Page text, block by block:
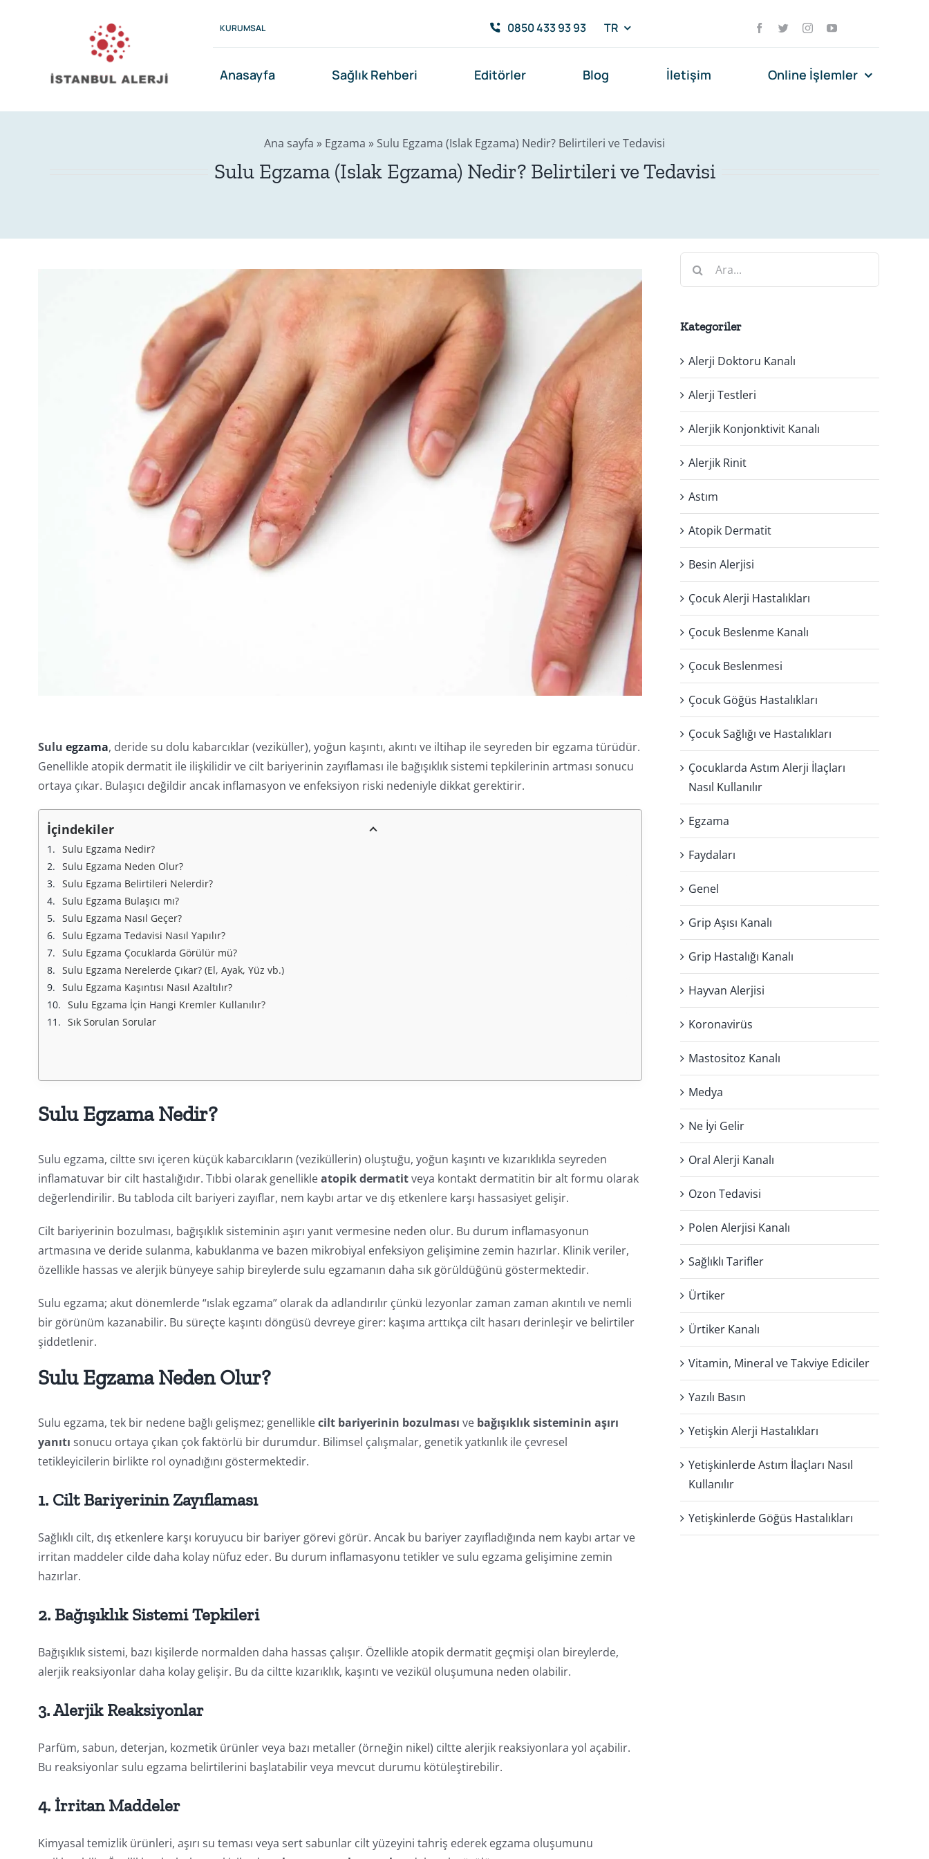
KURUMSAL 0850 433 93 93 TR
Anasayfa Sağlık Rehberi Editörler Blog İletişim Online İşlemler
Ana sayfa » Egzama » Sulu Egzama (Islak Egzama) Nedir? Belirtileri ve Tedavisi
Sulu Egzama (Islak Egzama) Nedir? Belirtileri ve Tedavisi
Suluegzama, deride su dolu kabarcıklar (veziküller), yoğun kaşıntı, akıntı ve iltihap ile seyreden bir egzama türüdür.
Genellikle atopik dermatit ile ilişkilidir ve cilt bariyerinin zayıflaması ile bağışıklık sistemi tepkilerinin artması sonucu
ortaya çıkar. Bulaşıcı değildir ancak inflamasyon ve enfeksiyon riski nedeniyle dikkat gerektirir.
İçindekiler
Sulu Egzama Nedir?
Sulu Egzama Neden Olur?
Sulu Egzama Belirtileri Nelerdir?
Sulu Egzama Bulaşıcı mı?
Sulu Egzama Nasıl Geçer?
Sulu Egzama Tedavisi Nasıl Yapılır?
Sulu Egzama Çocuklarda Görülür mü?
Sulu Egzama Nerelerde Çıkar? (El, Ayak, Yüz vb.)
Sulu Egzama Kaşıntısı Nasıl Azaltılır?
Sulu Egzama İçin Hangi Kremler Kullanılır?
Sık Sorulan Sorular
Sulu Egzama Nedir?
Sulu egzama, ciltte sıvı içeren küçük kabarcıkların (veziküllerin) oluştuğu, yoğun kaşıntı ve kızarıklıkla seyreden
inflamatuvar bir cilt hastalığıdır. Tıbbi olarak genellikleatopik dermatitveya kontakt dermatitin bir alt formu olarak
değerlendirilir. Bu tabloda cilt bariyeri zayıflar, nem kaybı artar ve dış etkenlere karşı hassasiyet gelişir.
Cilt bariyerinin bozulması, bağışıklık sisteminin aşırı yanıt vermesine neden olur. Bu durum inflamasyonun
artmasına ve deride sulanma, kabuklanma ve bazen mikrobiyal enfeksiyon gelişimine zemin hazırlar. Klinik veriler,
özellikle hassas ve alerjik bünyeye sahip bireylerde sulu egzamanın daha sık görüldüğünü göstermektedir.
Sulu egzama; akut dönemlerde “ıslak egzama” olarak da adlandırılır çünkü lezyonlar zaman zaman akıntılı ve nemli
bir görünüm kazanabilir. Bu süreçte kaşıntı döngüsü devreye girer: kaşıma arttıkça cilt hasarı derinleşir ve belirtiler
şiddetlenir.
Sulu Egzama Neden Olur?
Sulu egzama, tek bir nedene bağlı gelişmez; genelliklecilt bariyerinin bozulması ve bağışıklık sisteminin aşırı
yanıtı sonucu ortaya çıkan çok faktörlü bir durumdur. Bilimsel çalışmalar, genetik yatkınlık ile çevresel
tetikleyicilerin birlikte rol oynadığını göstermektedir.
1. Cilt Bariyerinin Zayıflaması
Sağlıklı cilt, dış etkenlere karşı koruyucu bir bariyer görevi görür. Ancak bu bariyer zayıfladığında nem kaybı artar ve
irritan maddeler cilde daha kolay nüfuz eder. Bu durum inflamasyonu tetikler ve sulu egzama gelişimine zemin
hazırlar.
2. Bağışıklık Sistemi Tepkileri
Bağışıklık sistemi, bazı kişilerde normalden daha hassas çalışır. Özellikle atopik dermatit geçmişi olan bireylerde,
alerjik reaksiyonlar daha kolay gelişir. Bu da ciltte kızarıklık, kaşıntı ve vezikül oluşumuna neden olabilir.
3. Alerjik Reaksiyonlar
Parfüm, sabun, deterjan, kozmetik ürünler veya bazı metaller (örneğin nikel) ciltte alerjik reaksiyonlara yol açabilir.
Bu reaksiyonlar sulu egzama belirtilerini başlatabilir veya mevcut durumu kötüleştirebilir.
4. İrritan Maddeler
Kimyasal temizlik ürünleri, aşırı su teması veya sert sabunlar cilt yüzeyini tahriş ederek egzama oluşumunu
Kategoriler
Alerji Doktoru Kanalı
Alerji Testleri
Alerjik Konjonktivit Kanalı
Alerjik Rinit
Astım
Atopik Dermatit
Besin Alerjisi
Çocuk Alerji Hastalıkları
Çocuk Beslenme Kanalı
Çocuk Beslenmesi
Çocuk Göğüs Hastalıkları
Çocuk Sağlığı ve Hastalıkları
Çocuklarda Astım Alerji İlaçları
Nasıl Kullanılır
Egzama
Faydaları
Genel
Grip Aşısı Kanalı
Grip Hastalığı Kanalı
Hayvan Alerjisi
Koronavirüs
Mastositoz Kanalı
Medya
Ne İyi Gelir
Oral Alerji Kanalı
Ozon Tedavisi
Polen Alerjisi Kanalı
Sağlıklı Tarifler
Ürtiker
Ürtiker Kanalı
Vitamin, Mineral ve Takviye Ediciler
Yazılı Basın
Yetişkin Alerji Hastalıkları
Yetişkinlerde Astım İlaçları Nasıl
Kullanılır
Yetişkinlerde Göğüs Hastalıkları